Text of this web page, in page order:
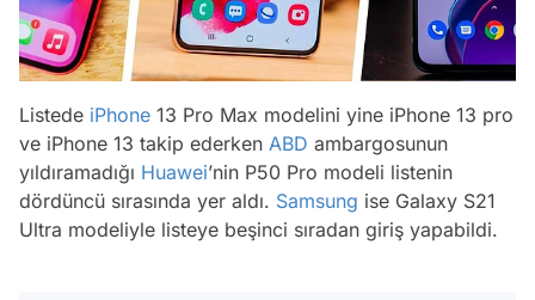
Listede iPhone 13 Pro Max modelini yine iPhone 13 pro
ve iPhone 13 takip ederken ABD ambargosunun
yıldıramadığı Huawei’nin P50 Pro modeli listenin
dördüncü sırasında yer aldı. Samsung ise Galaxy S21
Ultra modeliyle listeye beşinci sıradan giriş yapabildi.